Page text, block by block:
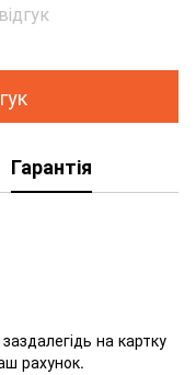
Гарантія
на картку
рахунок.